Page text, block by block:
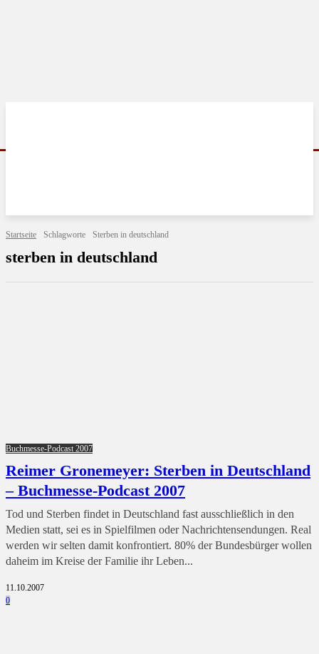
Startseite Schlagworte Sterben in deutschland
sterben in deutschland
Buchmesse-Podcast 2007
Reimer Gronemeyer: Sterben in Deutschland
– Buchmesse-Podcast 2007
Tod und Sterben findet in Deutschland fast ausschließlich in den
Medien statt, sei es in Spielfilmen oder Nachrichtensendungen. Real
werden wir selten damit konfrontiert. 80% der Bundesbürger wollen
daheim im Kreise der Familie ihr Leben...
11.10.2007
0